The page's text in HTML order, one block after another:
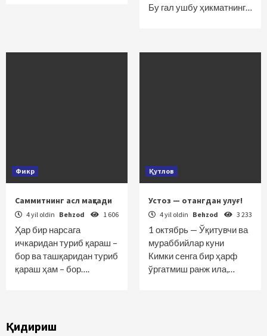
Бу гал ушбу ҳикматнинг…
Фикр
Саммитнинг асл мақсади
4 yil oldin Behzod 1 606
Ҳар бир нарсага
ичкаридан туриб қараш –
бор ва ташқаридан туриб
қараш ҳам – бор….
Қутлов
Устоз — отангдан улуғ!
4 yil oldin Behzod 3 233
1 октябрь — Ўқитувчи ва
мураббийлар куни
Кимки сенга бир ҳарф
ўргатмиш ранж ила,…
Қидириш